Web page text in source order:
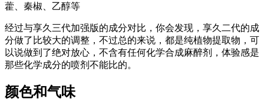
藿、秦椒、乙醇等
经过与享久三代加强版的成分对比，你会发现，享久二代的成
分做了比较大的调整，不过总的来说，都是纯植物提取物，可
以说做到了绝对放心，不含有任何化学合成麻醉剂，体验感是
那些化学成分的喷剂不能比的。
颜色和气味